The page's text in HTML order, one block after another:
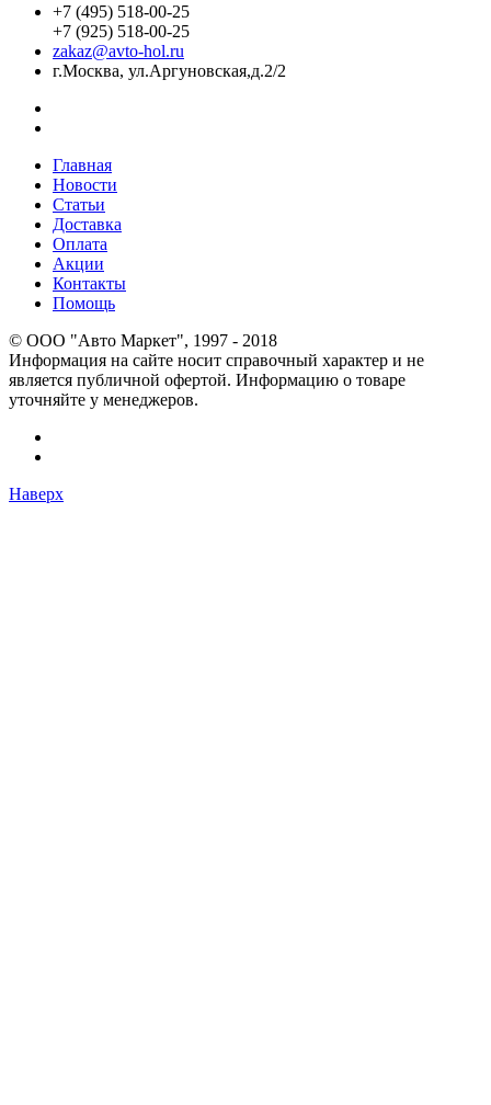
+7 (495) 518-00-25
+7 (925) 518-00-25
zakaz@avto-hol.ru
г.Москва, ул.Аргуновская,д.2/2
Главная
Новости
Статьи
Доставка
Оплата
Акции
Контакты
Помощь
© OOO "Авто Маркет", 1997 - 2018
Информация на сайте носит справочный характер и не
является публичной офертой. Информацию о товаре
уточняйте у менеджеров.
Наверх